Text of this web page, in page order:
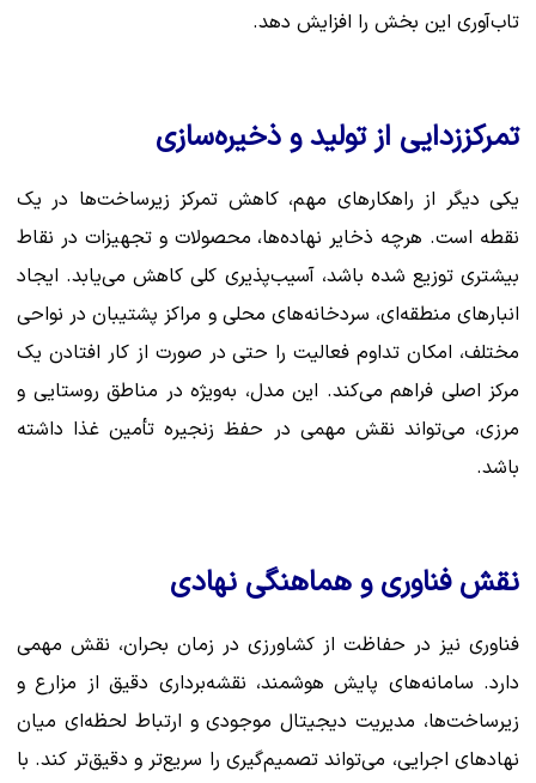
تاب‌آوری این بخش را افزایش دهد.
تمرکززدایی از تولید و ذخیره‌سازی
یکی دیگر از راهکارهای مهم، کاهش تمرکز زیرساخت‌ها در یک
نقطه است. هرچه ذخایر نهاده‌ها، محصولات و تجهیزات در نقاط
بیشتری توزیع شده باشد، آسیب‌پذیری کلی کاهش می‌یابد. ایجاد
انبارهای منطقه‌ای، سردخانه‌های محلی و مراکز پشتیبان در نواحی
مختلف، امکان تداوم فعالیت را حتی در صورت از کار افتادن یک
مرکز اصلی فراهم می‌کند. این مدل، به‌ویژه در مناطق روستایی و
مرزی، می‌تواند نقش مهمی در حفظ زنجیره تأمین غذا داشته
باشد.
نقش فناوری و هماهنگی نهادی
فناوری نیز در حفاظت از کشاورزی در زمان بحران، نقش مهمی
دارد. سامانه‌های پایش هوشمند، نقشه‌برداری دقیق از مزارع و
زیرساخت‌ها، مدیریت دیجیتال موجودی و ارتباط لحظه‌ای میان
نهادهای اجرایی، می‌تواند تصمیم‌گیری را سریع‌تر و دقیق‌تر کند. با